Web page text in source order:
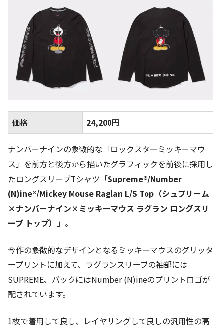
価格 24,200円
ナンバーナインの象徴的な「ロックスターミッキーマウ
ス」を前方と後方から描いたグラフィックを前後に採用し
たロングスリーブTシャツ 「Supreme®/Number
(N)ine®/Mickey Mouse Raglan L/S Top（シュプリーム
×ナンバーナイン×ミッキーマウス ラグラン ロングスリ
ーブ トップ）」 。
今作の象徴的なデザインとなるミッキーマウスのグリッタ
ープリントに加えて、ラグランスリーブの袖部には
SUPREME、バックにはNumber (N)ineのプリントロゴが
配されています。
1枚で着用して良し、レイヤリングして良しの汎用性の高